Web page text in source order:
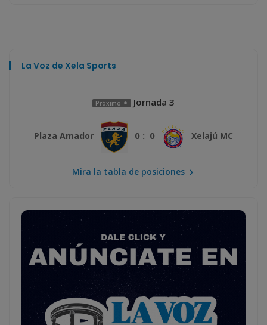
La Voz de Xela Sports
Próximo Jornada 3
Plaza Amador 0 : 0 Xelajú MC
Mira la tabla de posiciones